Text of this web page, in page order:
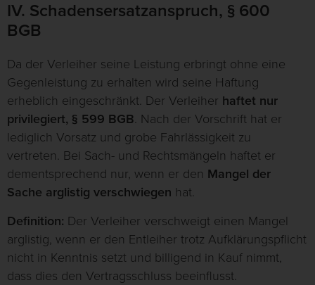
IV. Schadensersatzanspruch, § 600
BGB
Da der Verleiher seine Leistung erbringt ohne eine
Gegenleistung zu erhalten wird seine Haftung
erheblich eingeschränkt. Der Verleiher haftet nur
privilegiert, § 599 BGB. Nach der Vorschrift hat er
lediglich Vorsatz und grobe Fahrlässigkeit zu
vertreten. Bei Sach- und Rechtsmängeln haftet er
dementsprechend nur, wenn er den Mangel der
Sache arglistig verschwiegen hat.
Definition: Der Verleiher verschweigt einen Mangel
arglistig, wenn er den Entleiher trotz Aufklärungspflicht
nicht in Kenntnis setzt und billigend in Kauf nimmt,
dass dies den Vertragsschluss beeinflusst.